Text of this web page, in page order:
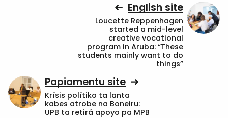
English site
Loucette Reppenhagen
started a mid-level
creative vocational
program in Aruba: “These
students mainly want to do
things”
Papiamentu site
Krísis polítiko ta lanta
kabes atrobe na Boneiru:
UPB ta retirá apoyo pa MPB